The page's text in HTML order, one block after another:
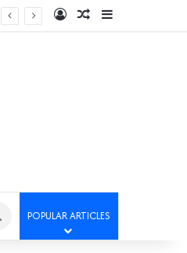
Log InRandom Article
Sidebar
Search
for
POPULAR ARTICLES